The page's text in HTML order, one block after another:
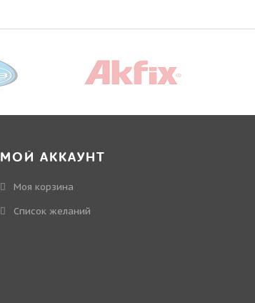
МОЙ АККАУНТ
Моя корзина
Cписок желаний